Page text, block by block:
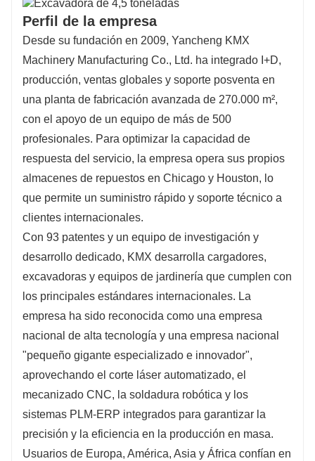
Perfil de la empresa
Desde su fundación en 2009, Yancheng KMX
Machinery Manufacturing Co., Ltd. ha integrado I+D,
producción, ventas globales y soporte posventa en
una planta de fabricación avanzada de 270.000 m²,
con el apoyo de un equipo de más de 500
profesionales. Para optimizar la capacidad de
respuesta del servicio, la empresa opera sus propios
almacenes de repuestos en Chicago y Houston, lo
que permite un suministro rápido y soporte técnico a
clientes internacionales.
Con 93 patentes y un equipo de investigación y
desarrollo dedicado, KMX desarrolla cargadores,
excavadoras y equipos de jardinería que cumplen con
los principales estándares internacionales. La
empresa ha sido reconocida como una empresa
nacional de alta tecnología y una empresa nacional
"pequeño gigante especializado e innovador",
aprovechando el corte láser automatizado, el
mecanizado CNC, la soldadura robótica y los
sistemas PLM-ERP integrados para garantizar la
precisión y la eficiencia en la producción en masa.
Usuarios de Europa, América, Asia y África confían en